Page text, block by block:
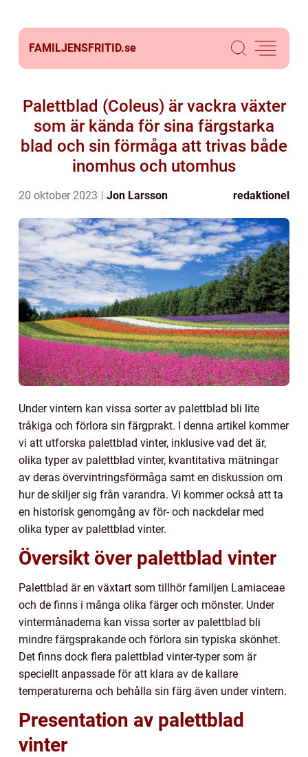
FAMILJENSFRITID.se
Palettblad (Coleus) är vackra växter
som är kända för sina färgstarka
blad och sin förmåga att trivas både
inomhus och utomhus
20 oktober 2023 Jon Larsson redaktionel
Under vintern kan vissa sorter av palettblad bli lite
tråkiga och förlora sin färgprakt. I denna artikel kommer
vi att utforska palettblad vinter, inklusive vad det är,
olika typer av palettblad vinter, kvantitativa mätningar
av deras övervintringsförmåga samt en diskussion om
hur de skiljer sig från varandra. Vi kommer också att ta
en historisk genomgång av för- och nackdelar med
olika typer av palettblad vinter.
Översikt över palettblad vinter
Palettblad är en växtart som tillhör familjen Lamiaceae
och de finns i många olika färger och mönster. Under
vintermånaderna kan vissa sorter av palettblad bli
mindre färgsprakande och förlora sin typiska skönhet.
Det finns dock flera palettblad vinter-typer som är
speciellt anpassade för att klara av de kallare
temperaturerna och behålla sin färg även under vintern.
Presentation av palettblad
vinter